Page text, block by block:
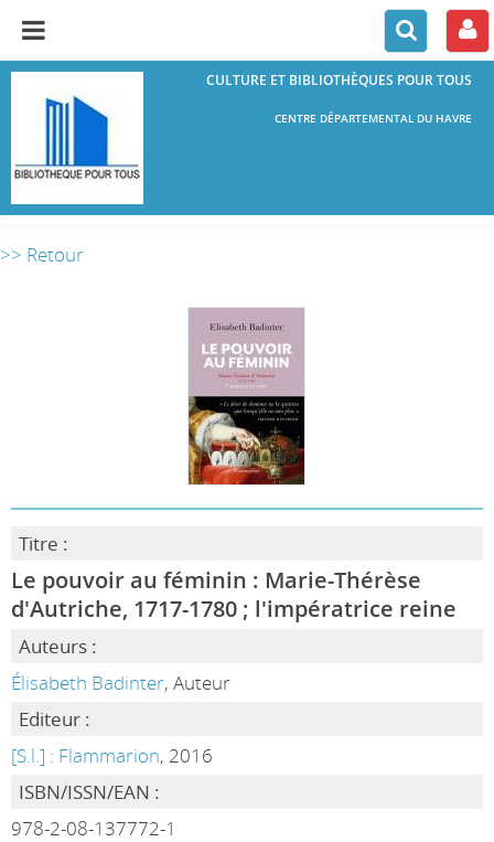
CULTURE ET BIBLIOTHÈQUES POUR TOUS
CENTRE DÉPARTEMENTAL DU HAVRE
>> Retour
Titre :
Le pouvoir au féminin : Marie-Thérèse
d'Autriche, 1717-1780 ; l'impératrice reine
Auteurs :
Élisabeth Badinter, Auteur
Editeur :
[S.l.] : Flammarion, 2016
ISBN/ISSN/EAN :
978-2-08-137772-1